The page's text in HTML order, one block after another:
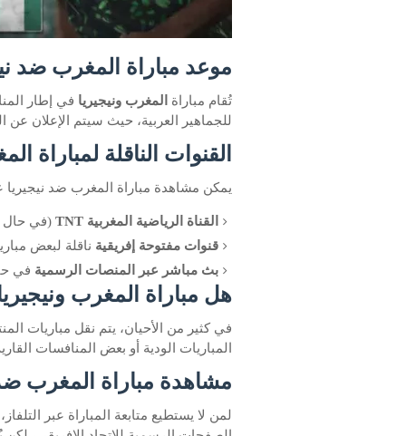
موعد مباراة المغرب ضد
تُقام مباراة المغرب ونيجيريا في إطار
للجماهير العربية، حيث سيتم الإعلان
القنوات الناقلة لمباراة
يمكن مشاهدة مباراة المغرب ضد
القناة الرياضية المغربية TNT
(في حال
قنوات مفتوحة إفريقية ناقلة لبعض
بث مباشر عبر المنصات الرسمية في
هل مباراة المغرب
في كثير من الأحيان، يتم نقل مباريات
المباريات الودية أو بعض المنافسات
مشاهدة مباراة المغرب
لمن لا يستطيع متابعة المباراة عبر